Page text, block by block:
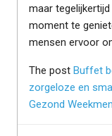
maar
moment te
mensen ervoor
The post Buffet
zorgeloze en
Gezond